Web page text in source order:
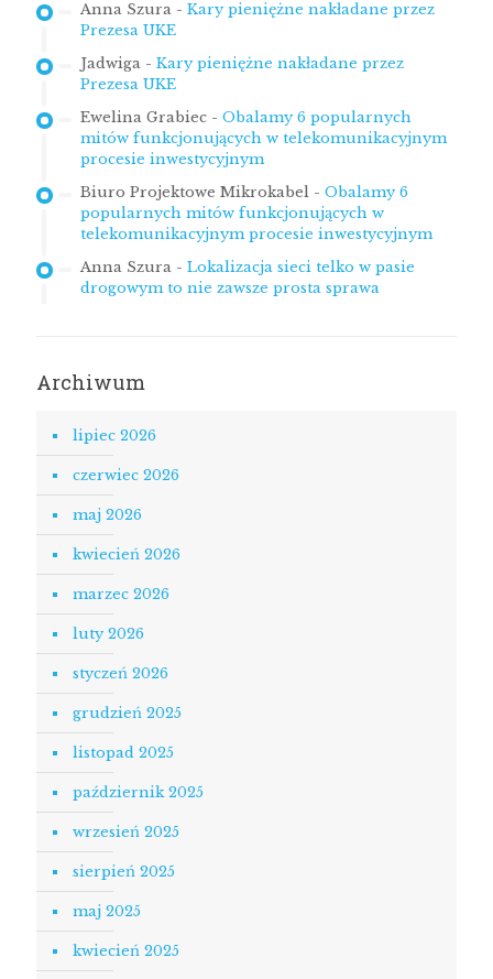
Anna Szura - Kary pieniężne nakładane przez
Prezesa UKE
Jadwiga - Kary pieniężne nakładane przez
Prezesa UKE
Ewelina Grabiec - Obalamy 6 popularnych
mitów funkcjonujących w telekomunikacyjnym
procesie inwestycyjnym
Biuro Projektowe Mikrokabel - Obalamy 6
popularnych mitów funkcjonujących w
telekomunikacyjnym procesie inwestycyjnym
Anna Szura - Lokalizacja sieci telko w pasie
drogowym to nie zawsze prosta sprawa
Archiwum
lipiec 2026
czerwiec 2026
maj 2026
kwiecień 2026
marzec 2026
luty 2026
styczeń 2026
grudzień 2025
listopad 2025
październik 2025
wrzesień 2025
sierpień 2025
maj 2025
kwiecień 2025